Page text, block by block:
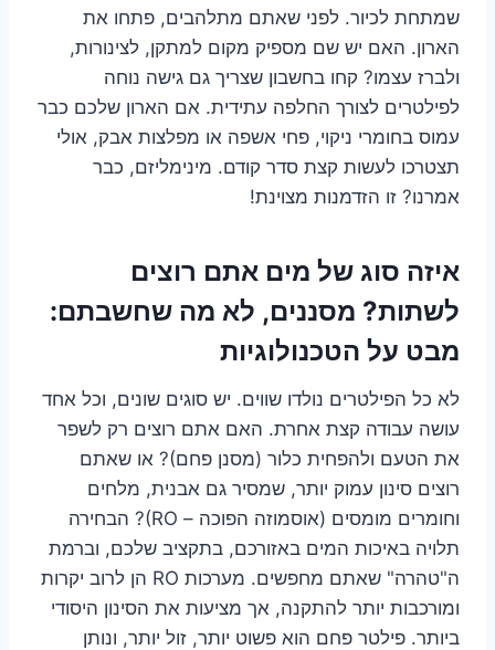
שמתחת לכיור. לפני שאתם מתלהבים, פתחו את
הארון. האם יש שם מספיק מקום למתקן, לצינורות,
ולברז עצמו? קחו בחשבון שצריך גם גישה נוחה
לפילטרים לצורך החלפה עתידית. אם הארון שלכם כבר
עמוס בחומרי ניקוי, פחי אשפה או מפלצות אבק, אולי
תצטרכו לעשות קצת סדר קודם. מינימליזם, כבר
אמרנו? זו הזדמנות מצוינת!
איזה סוג של מים אתם רוצים
לשתות? מסננים, לא מה שחשבתם:
מבט על הטכנולוגיות
לא כל הפילטרים נולדו שווים. יש סוגים שונים, וכל אחד
עושה עבודה קצת אחרת. האם אתם רוצים רק לשפר
את הטעם ולהפחית כלור (מסנן פחם)? או שאתם
רוצים סינון עמוק יותר, שמסיר גם אבנית, מלחים
וחומרים מומסים (אוסמוזה הפוכה – RO)? הבחירה
תלויה באיכות המים באזורכם, בתקציב שלכם, וברמת
ה"טהרה" שאתם מחפשים. מערכות RO הן לרוב יקרות
ומורכבות יותר להתקנה, אך מציעות את הסינון היסודי
ביותר. פילטר פחם הוא פשוט יותר, זול יותר, ונותן